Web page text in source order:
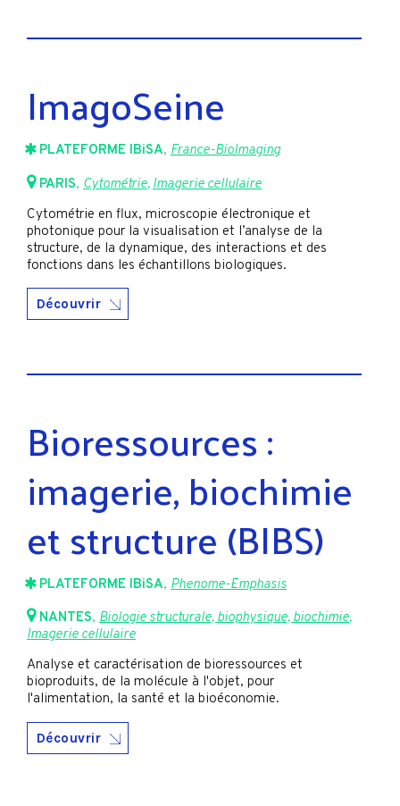
ImagoSeine
PLATEFORME IBiSA, France-BioImaging
PARIS, Cytométrie, Imagerie cellulaire
Cytométrie en flux, microscopie électronique et
photonique pour la visualisation et l’analyse de la
structure, de la dynamique, des interactions et des
fonctions dans les échantillons biologiques.
Découvrir
Bioressources :
imagerie, biochimie
et structure (BIBS)
PLATEFORME IBiSA, Phenome-Emphasis
NANTES, Biologie structurale, biophysique, biochimie,
Imagerie cellulaire
Analyse et caractérisation de bioressources et
bioproduits, de la molécule à l'objet, pour
l'alimentation, la santé et la bioéconomie.
Découvrir